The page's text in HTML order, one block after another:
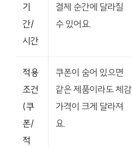
기
간/
시간
결제 순간에 달라질
수 있어요.
적용
조건
(쿠
폰/
적
쿠폰이 숨어 있으면
같은 제품이라도 체감
가격이 크게 달라져
요.